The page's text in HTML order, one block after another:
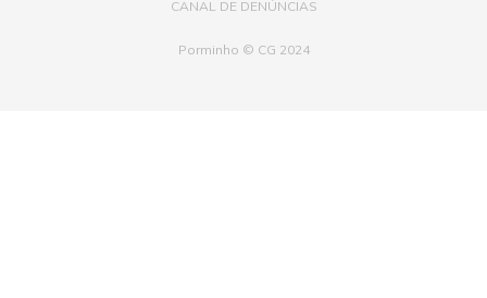
CANAL DE DENÚNCIAS
Porminho © CG 2024